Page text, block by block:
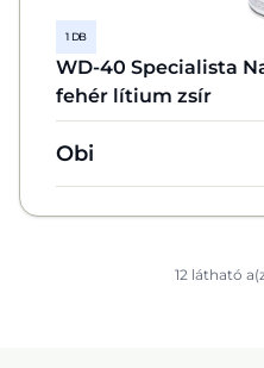
1 DB
WD-40 Specialista
fehér lítium zsír
Obi
12 látható